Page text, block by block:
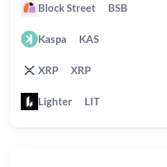
Block Street BSB
Kaspa KAS
XRP XRP
Lighter LIT